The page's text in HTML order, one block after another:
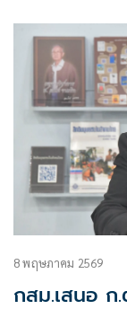
8 พฤษภาคม 2569
กสม.เสนอ ก